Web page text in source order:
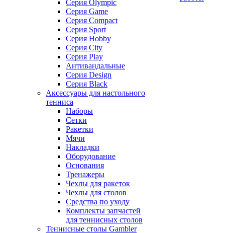
Серия Olympic
Серия Game
Серия Compact
Серия Sport
Серия Hobby
Серия City
Серия Play
Антивандальные
Серия Design
Серия Black
Аксессуары для настольного
тенниса
Наборы
Сетки
Ракетки
Мячи
Накладки
Оборудование
Основания
Тренажеры
Чехлы для ракеток
Чехлы для столов
Средства по уходу
Комплекты запчастей
для теннисных столов
Теннисные столы Gambler